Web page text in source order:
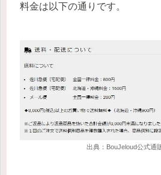
料金は以下の通りです。
出典：BouJeloud公式通